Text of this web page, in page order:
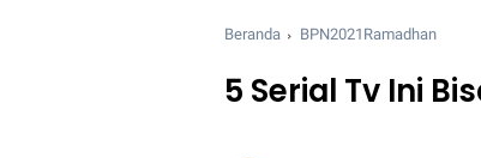
Beranda BPN2021Ramadhan
5 Serial Tv Ini